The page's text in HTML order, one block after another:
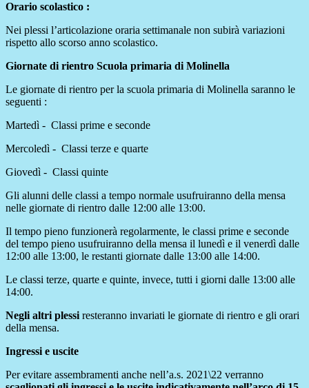
Orario scolastico :
Nei plessi l’articolazione oraria settimanale non subirà variazioni
rispetto allo scorso anno scolastico.
Giornate di rientro Scuola primaria di Molinella
Le giornate di rientro per la scuola primaria di Molinella saranno le
seguenti :
Martedì - Classi prime e seconde
Mercoledì - Classi terze e quarte
Giovedì - Classi quinte
Gli alunni delle classi a tempo normale usufruiranno della mensa
nelle giornate di rientro dalle 12:00 alle 13:00.
Il tempo pieno funzionerà regolarmente, le classi prime e seconde
del tempo pieno usufruiranno della mensa il lunedì e il venerdì dalle
12:00 alle 13:00, le restanti giornate dalle 13:00 alle 14:00.
Le classi terze, quarte e quinte, invece, tutti i giorni dalle 13:00 alle
14:00.
Negli altri plessi resteranno invariati le giornate di rientro e gli orari
della mensa.
Ingressi e uscite
Per evitare assembramenti anche nell’a.s. 2021\22 verranno